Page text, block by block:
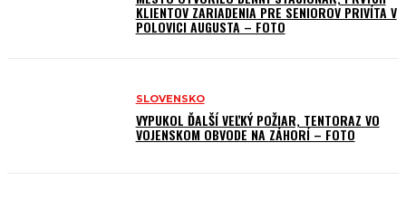
KLIENTOV ZARIADENIA PRE SENIOROV PRIVÍTA V
POLOVICI AUGUSTA – FOTO
SLOVENSKO
VYPUKOL ĎALŠÍ VEĽKÝ POŽIAR, TENTORAZ VO
VOJENSKOM OBVODE NA ZÁHORÍ – FOTO